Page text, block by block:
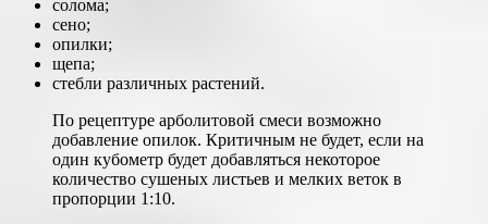
солома;
сено;
опилки;
щепа;
стебли различных растений.
По рецептуре арболитовой смеси возможно
добавление опилок. Критичным не будет, если на
один кубометр будет добавляться некоторое
количество сушеных листьев и мелких веток в
пропорции 1:10.